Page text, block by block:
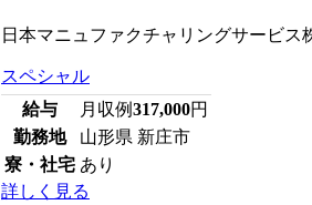
日本マニュファクチャリングサービ
スペシャル
給与
月収例317,000円
勤務地
山形県 新庄市
寮・社宅 あり
詳しく見る